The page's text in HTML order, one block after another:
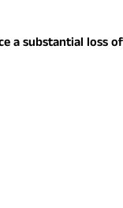
a substantial loss